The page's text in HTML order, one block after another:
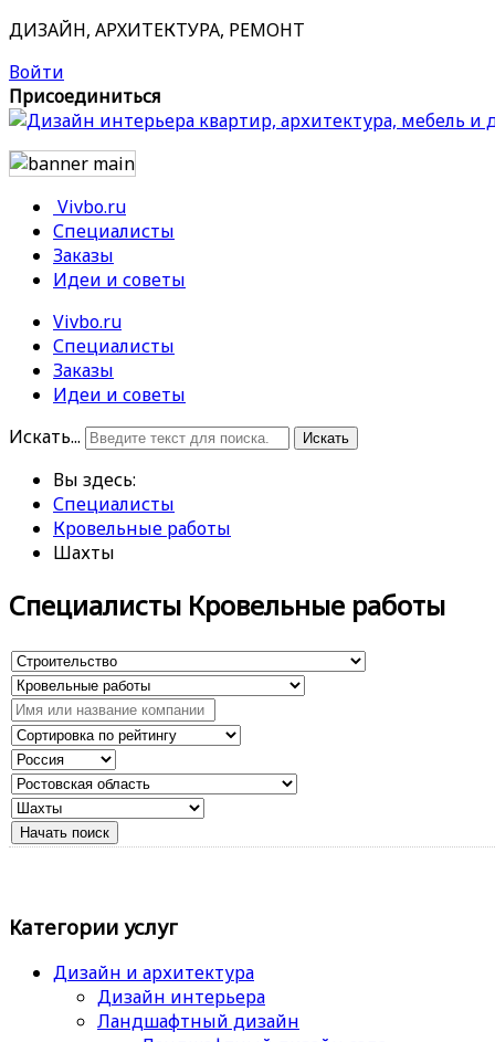
ДИЗАЙН, АРХИТЕКТУРА, РЕМОНТ
Войти
Присоединиться
Vivbo.ru
Специалисты
Заказы
Идеи и советы
Vivbo.ru
Специалисты
Заказы
Идеи и советы
Искать...
Искать
Вы здесь:
Специалисты
Кровельные работы
Шахты
Специалисты Кровельные работы
Категории услуг
Дизайн и архитектура
Дизайн интерьера
Ландшафтный дизайн